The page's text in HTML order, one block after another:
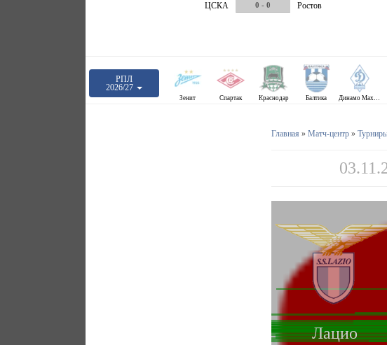
ЦСКА 0 - 0 Ростов
РПЛ
2026/27
Зенит Спартак Краснодар Балтика Динамо Махачкала
Главная » Матч-центр»
Лацио